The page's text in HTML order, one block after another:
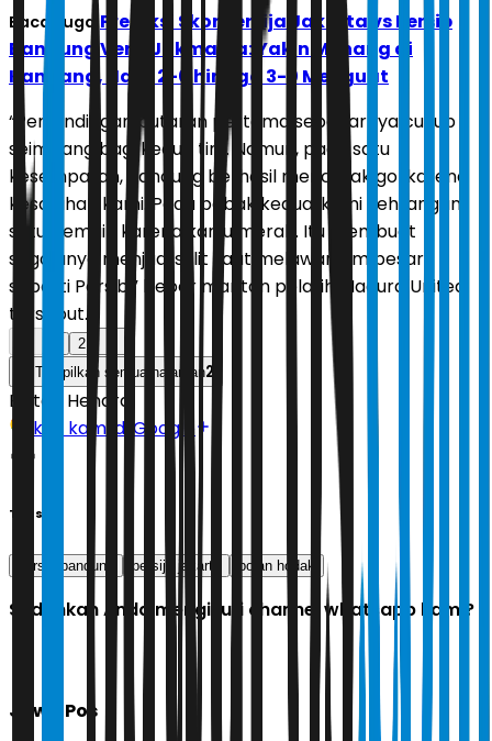
Baca Juga:Prediksi Skor Persija Jakarta vs Persib
Bandung Versi Jakmania: Yakin Menang di
Kandang, Hasil 2-0 hingga 3-0 Menguat
“Pertandingan putaran pertama sebenarnya cukup
seimbang bagi kedua tim. Namun, pada satu
kesempatan, Bandung berhasil mencetak gol karena
kesalahan kami. Pada babak kedua, kami kehilangan
satu pemain karena kartu merah. Itu membuat
segalanya menjadi sulit saat melawan tim besar
seperti Persib,” beber mantan pelatih Madura United
tersebut.
2
Tampilkan semua halaman2
Editor: Hendra
Ikuti kami di Google
Tags
persib bandung persija jakarta bojan hodak
Sudahkah Anda mengikuti channel whatsapp kami?
Jawa Pos